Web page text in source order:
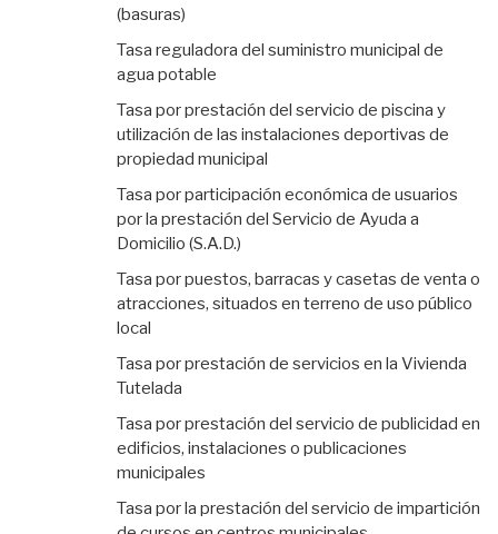
(basuras)
Tasa reguladora del suministro municipal de
agua potable
Tasa por prestación del servicio de piscina y
utilización de las instalaciones deportivas de
propiedad municipal
Tasa por participación económica de usuarios
por la prestación del Servicio de Ayuda a
Domicilio (S.A.D.)
Tasa por puestos, barracas y casetas de venta o
atracciones, situados en terreno de uso público
local
Tasa por prestación de servicios en la Vivienda
Tutelada
Tasa por prestación del servicio de publicidad en
edificios, instalaciones o publicaciones
municipales
Tasa por la prestación del servicio de impartición